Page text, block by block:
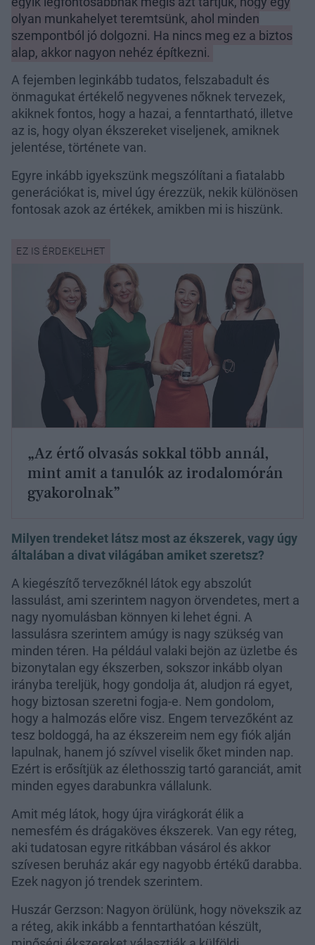
olyan munkahelyet teremtsünk, ahol minden
szempontból jó dolgozni. Ha nincs meg ez a biztos
alap, akkor nagyon nehéz építkezni.
A fejemben leginkább tudatos, felszabadult és
önmagukat értékelő negyvenes nőknek tervezek,
akiknek fontos, hogy a hazai, a fenntartható, illetve
az is, hogy olyan ékszereket viseljenek, amiknek
jelentése, története van.
Egyre inkább igyekszünk megszólítani a fiatalabb
generációkat is, mivel úgy érezzük, nekik különösen
fontosak azok az értékek, amikben mi is hiszünk.
„Az értő olvasás sokkal több annál,
mint amit a tanulók az irodalomórán
gyakorolnak”
Milyen trendeket látsz most az ékszerek, vagy úgy
általában a divat világában amiket szeretsz?
A kiegészítő tervezőknél látok egy abszolút
lassulást, ami szerintem nagyon örvendetes, mert a
nagy nyomulásban könnyen ki lehet égni. A
lassulásra szerintem amúgy is nagy szükség van
minden téren. Ha például valaki bejön az üzletbe és
bizonytalan egy ékszerben, sokszor inkább olyan
irányba tereljük, hogy gondolja át, aludjon rá egyet,
hogy biztosan szeretni fogja-e. Nem gondolom,
hogy a halmozás előre visz. Engem tervezőként az
tesz boldoggá, ha az ékszereim nem egy fiók alján
lapulnak, hanem jó szívvel viselik őket minden nap.
Ezért is erősítjük az élethosszig tartó garanciát, amit
minden egyes darabunkra vállalunk.
Amit még látok, hogy újra virágkorát élik a
nemesfém és drágaköves ékszerek. Van egy réteg,
aki tudatosan egyre ritkábban vásárol és akkor
szívesen beruház akár egy nagyobb értékű darabba.
Ezek nagyon jó trendek szerintem.
Huszár Gerzson: Nagyon örülünk, hogy növekszik az
a réteg, akik inkább a fenntarthatóan készült,